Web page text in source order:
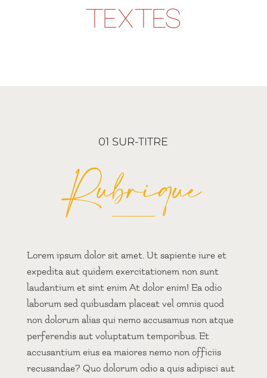
TEXTES
01 SUR-TITRE
Rubrique
Lorem ipsum dolor sit amet. Ut sapiente iure et
expedita aut quidem exercitationem non sunt
laudantium et sint enim At dolor enim! Ea odio
laborum sed quibusdam placeat vel omnis quod
non dolorum alias qui nemo accusamus non atque
perferendis aut voluptatum temporibus. Et
accusantium eius ea maiores nemo non officiis
recusandae? Quo dolorum odio a quis adipisci aut